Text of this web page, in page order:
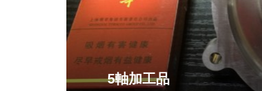
5軸加工品